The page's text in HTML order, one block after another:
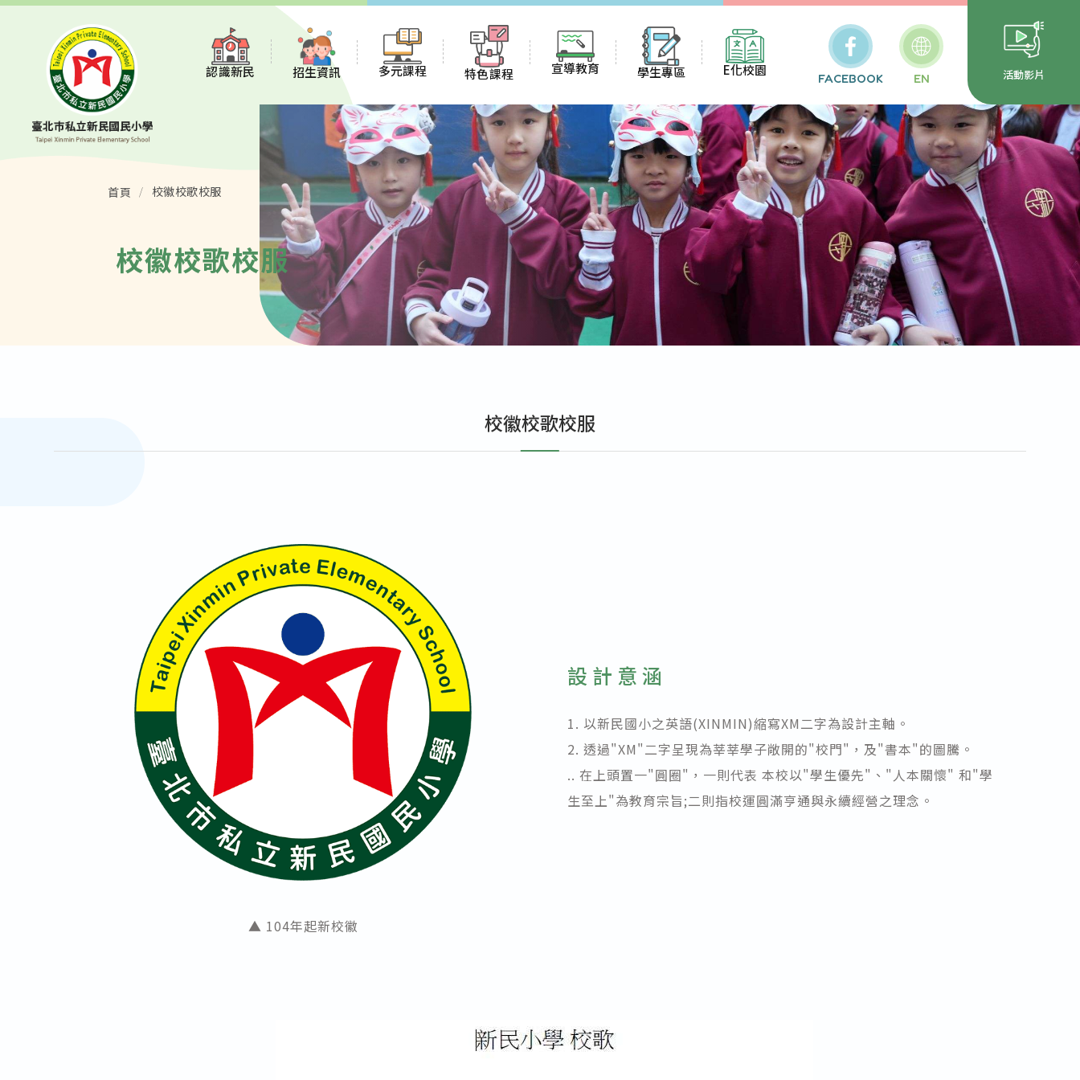
認識新民
新民沿革
學校組織
校徽校歌校服
招生資訊
招生說明
招生說明會報名
常見問題
STEAM 數理資優班
114教育品質保證
多元課程
冬夏令營
多元社團
課後才藝
假日遊學
新生銜接
特色課程
課程計畫
雙語課程(全英授課)
國際教育
閱讀素養寫作課程
宣導教育
防災教育資訊網
國防教育資訊網
環境教育資訊網
性別平等資訊網
防身警報網
其他重要連結
學生專區
English blog
榮譽榜
班級網頁
午餐菜單
飲用水報告
新民校規
E化校園
校安通報
校務行政系統
雲端公文
二代報局表單
FACEBOOK EN 活動影片
首頁 校徽校歌校服
校徽校歌校服
校徽校歌校服
▲ 104年起新校徽
設計意涵
1. 以新民國小之英語(XINMIN)縮寫XM二字為設計主軸。
2. 透過"XM"二字呈現為莘莘學子敞開的"校門"，及"書本"的圖騰。
.. 在上頭置一"圓圈"，一則代表 本校以"學生優先"、"人本關懷" 和"學
生至上"為教育宗旨;二則指校運圓滿亨通與永續經營之理念。